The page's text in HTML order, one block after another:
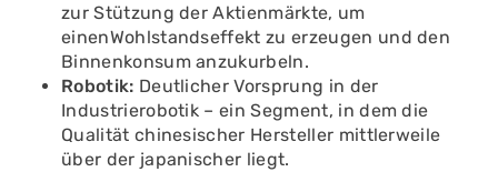
zur Stützung der Aktienmärkte, um
einenWohlstandseffekt zu erzeugen und den
Binnenkonsum anzukurbeln.
Robotik: Deutlicher Vorsprung in der
Industrierobotik – ein Segment, in dem die
Qualität chinesischer Hersteller mittlerweile
über der japanischer liegt.